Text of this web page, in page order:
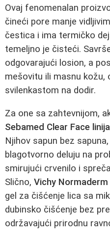
Ovaj fenomenalan
čineći pore manje
čestica i ima termičko
temeljno je čisteći.
odgovarajući losion, a
mešovitu ili masnu kožu,
svilenkastom na dodir.
Za one sa zahtevnijom,
Sebamed Clear Face linija
Njihov sapun bez
blagotvorno deluju na
smirujući crvenilo i
Slično, Vichy Normaderm
gel za čišćenje lica sa
dubinsko čišćenje bez
održavajući prirodnu